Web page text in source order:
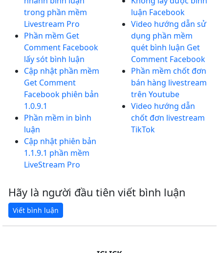
trong phần mềm
Livestream Pro
Phần mềm Get
Comment Facebook
lấy sót bình luận
Cập nhật phần mềm
Get Comment
Facebook phiên bản
1.0.9.1
Phần mềm in bình
luận
Cập nhật phiên bản
1.1.9.1 phần mềm
LiveStream Pro
luận Facebook
Video hướng dẫn sử
dụng phần mềm
quét bình luận Get
Comment Facebook
Phần mềm chốt đơn
bán hàng livestream
trên Youtube
Video hướng dẫn
chốt đơn livestream
TikTok
Hãy là người đầu tiên viết bình luận